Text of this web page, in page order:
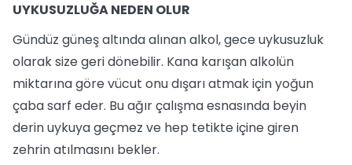
UYKUSUZLUĞA NEDEN OLUR
Gündüz güneş altında alınan alkol, gece uykusuzluk
olarak size geri dönebilir. Kana karışan alkolün
miktarına göre vücut onu dışarı atmak için yoğun
çaba sarf eder. Bu ağır çalışma esnasında beyin
derin uykuya geçmez ve hep tetikte içine giren
zehrin atılmasını bekler.